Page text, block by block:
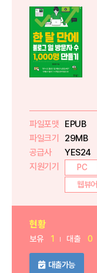
파일포맷
EPUB
파일크기
29MB
공급사
YES24
지원기기
PC
웹뷰어
현황
보유 1 대출 0
대출가능